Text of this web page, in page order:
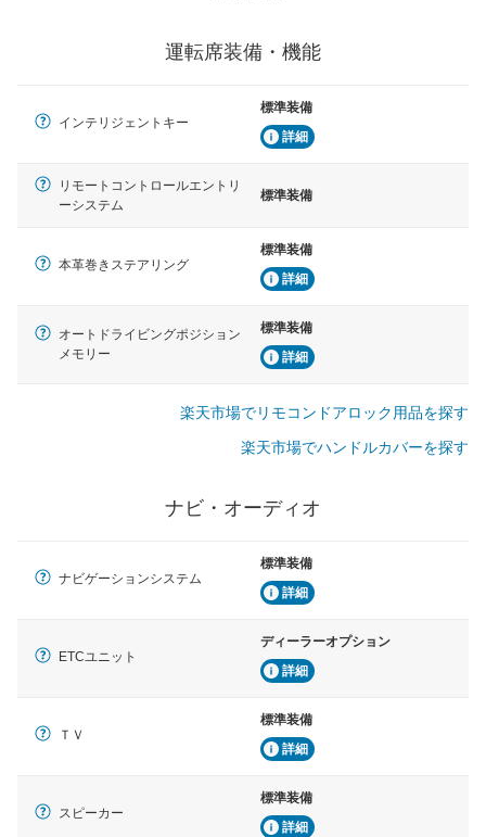
運転席装備・機能
インテリジェントキー
標準装備
詳細
リモートコントロールエントリ
ーシステム
標準装備
本革巻きステアリング
標準装備
詳細
オートドライビングポジション
メモリー
標準装備
詳細
楽天市場でリモコンドアロック用品を探す
楽天市場でハンドルカバーを探す
ナビ・オーディオ
ナビゲーションシステム
標準装備
詳細
ETCユニット
ディーラーオプション
詳細
ＴＶ
標準装備
詳細
スピーカー
標準装備
詳細